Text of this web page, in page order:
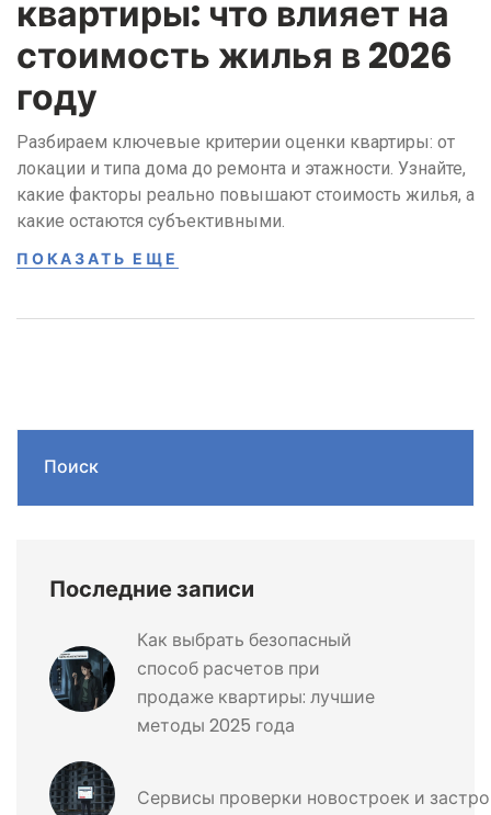
квартиры: что влияет на
стоимость жилья в 2026
году
Разбираем ключевые критерии оценки квартиры: от
локации и типа дома до ремонта и этажности. Узнайте,
какие факторы реально повышают стоимость жилья, а
какие остаются субъективными.
ПОКАЗАТЬ ЕЩЕ
Поиск
Последние записи
Как выбрать безопасный
способ расчетов при
продаже квартиры: лучшие
методы 2025 года
Сервисы проверки новостроек и